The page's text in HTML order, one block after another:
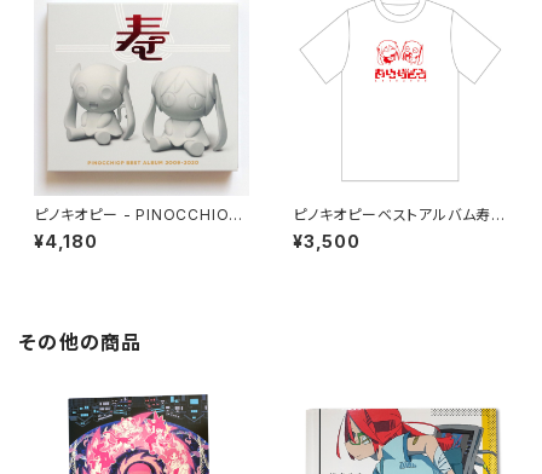
ピノキオピー - PINOCCHIOP
BEST ALBUM 2009-2020
寿
¥4,180
ピノキオピーベストアルバム寿リ
リースパーティ「ありがとう」Tシ
ャツ＋ステッカーセット
¥3,500
その他の商品